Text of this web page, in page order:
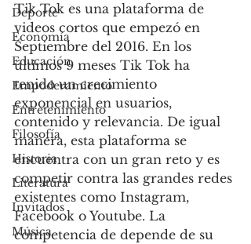
Deporte
Economía
Educación
Empoderamiento
Entretenimiento
Filosofía
Historia
Literatura
Invitados
Música
Tik Tok es una plataforma de
videos cortos que empezó en
Septiembre del 2016. En los
últimos 9 meses Tik Tok ha
tenido un crecimiento
exponencial en usuarios,
contenido y relevancia. De igual
manera, esta plataforma se
encuentra con un gran reto y es
competir contra las grandes redes
existentes como Instagram,
Facebook o Youtube. La
competencia de depende de su